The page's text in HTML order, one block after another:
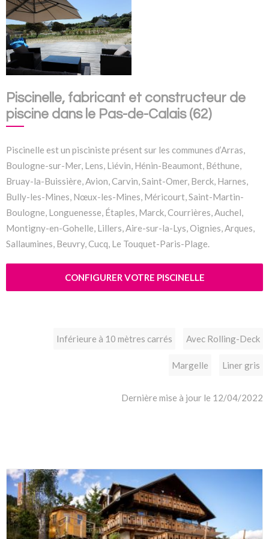
Piscinelle, fabricant et constructeur de
piscine dans le Pas-de-Calais (62)
Piscinelle est un pisciniste présent sur les communes d’Arras,
Boulogne-sur-Mer, Lens, Liévin, Hénin-Beaumont, Béthune,
Bruay-la-Buissière, Avion, Carvin, Saint-Omer, Berck, Harnes,
Bully-les-Mines, Nœux-les-Mines, Méricourt, Saint-Martin-
Boulogne, Longuenesse, Étaples, Marck, Courrières, Auchel,
Montigny-en-Gohelle, Lillers, Aire-sur-la-Lys, Oignies, Arques,
Sallaumines, Beuvry, Cucq, Le Touquet-Paris-Plage.
CONFIGURER VOTRE PISCINELLE
Inférieure à 10 mètres carrés Avec Rolling-Deck
Margelle Liner gris
Dernière mise à jour le 12/04/2022